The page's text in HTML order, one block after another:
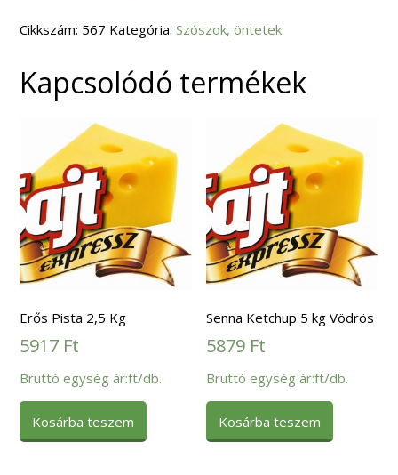
Cikkszám: 567 Kategória:Szószok, öntetek
Kapcsolódó termékek
Erős Pista 2,5 Kg
5917 Ft
Bruttó egység ár:ft/db.
Kosárba teszem
Senna Ketchup 5 kg Vödrös
5879 Ft
Bruttó egység ár:ft/db.
Kosárba teszem